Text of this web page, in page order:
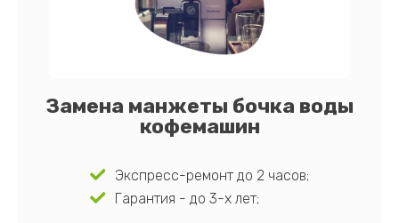
Замена манжеты бочка воды
кофемашин
Экспресс-ремонт до 2 часов;
Гарантия - до 3-х лет;